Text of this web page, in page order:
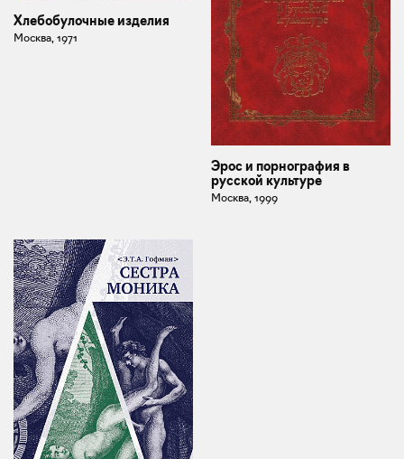
Хлебобулочные изделия
Москва, 1971
Эрос и порнография в
русской культуре
Москва, 1999